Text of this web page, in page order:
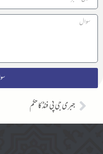
جبری جی پی فنڈکا حکم